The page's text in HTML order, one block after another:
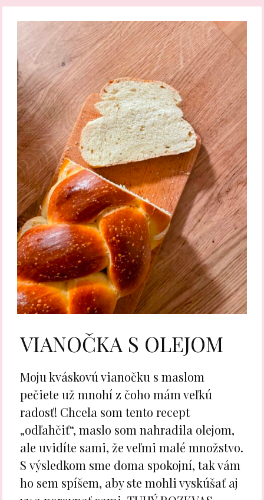
VIANOČKA S OLEJOM
Moju kváskovú vianočku s maslom
pečiete už mnohí z čoho mám veľkú
radosť! Chcela som tento recept
„odľahčiť“, maslo som nahradila olejom,
ale uvidíte sami, že veľmi malé množstvo.
S výsledkom sme doma spokojní, tak vám
ho sem spíšem, aby ste mohli vyskúšať aj